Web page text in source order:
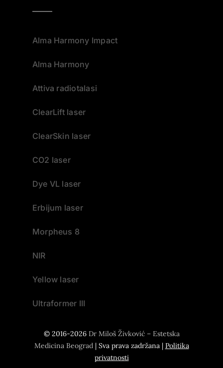
Alma Harmony Impact
Alma Harmony
Attiva radiotalasi
ClearLift laser
ClearSkin laser
CO2 laser
Dye VL laser
Erbijum laser
Morpheus 8
NIR
Yellow laser
Ultraformer III
© 2016-2026 Dr Miloš Živković – Estetska
Medicina Beograd | Sva prava zadržana | Politika
privatnosti